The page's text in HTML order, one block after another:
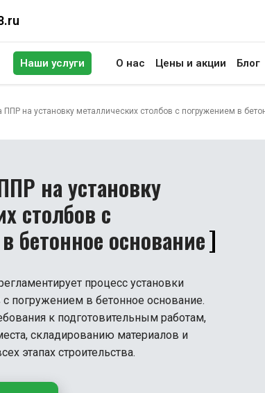
Наши услуги О нас Цены и акции Блог
ППР на установку металлических столбов с погружением в
на установку
столбов с
бетонное основание
процесс установки
с погружением в бетонное основание.
к подготовительным работам,
складированию материалов и
этапах строительства.
Поиск